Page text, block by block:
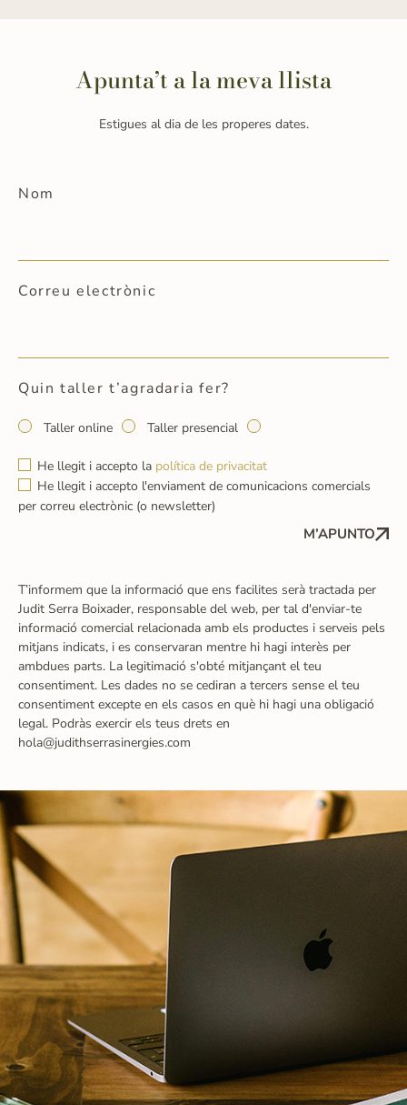
Apunta’t a la meva llista
Estigues al dia de les properes dates.
Nom
Correu electrònic
Quin taller t’agradaria fer?
Taller online Taller presencial
He llegit i accepto la política de privacitat
He llegit i accepto l'enviament de comunicacions comercials
per correu electrònic (o newsletter)
M’APUNTO
T’informem que la informació que ens facilites serà tractada per
Judit Serra Boixader, responsable del web, per tal d'enviar-te
informació comercial relacionada amb els productes i serveis pels
mitjans indicats, i es conservaran mentre hi hagi interès per
ambdues parts. La legitimació s'obté mitjançant el teu
consentiment. Les dades no se cediran a tercers sense el teu
consentiment excepte en els casos en què hi hagi una obligació
legal. Podràs exercir els teus drets en
hola@judithserrasinergies.com